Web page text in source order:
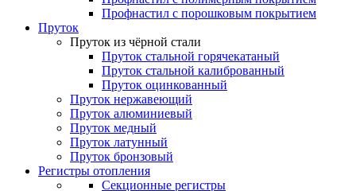
Профнастил с порошковым покрытием
Пруток
Пруток из чёрной стали
Пруток стальной горячекатаный
Пруток стальной калиброванный
Пруток оцинкованный
Пруток нержавеющий
Пруток алюминиевый
Пруток медный
Пруток латунный
Пруток бронзовый
Регистры отопления
Секционные регистры